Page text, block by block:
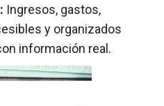
Ingresos, gastos,
y organizados
información real.